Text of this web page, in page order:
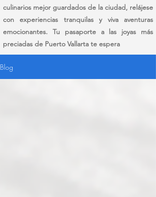
culinarios mejor guardados de la ciudad, relájese
con experiencias tranquilas y viva aventuras
emocionantes. Tu pasaporte a las joyas más
preciadas de Puerto Vallarta te espera
Blog